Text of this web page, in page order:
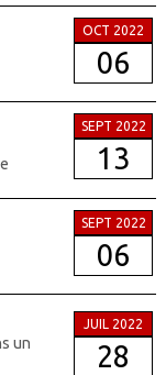
OCT 2022
06
SEPT 2022
13
SEPT 2022
06
un
JUIL 2022
28